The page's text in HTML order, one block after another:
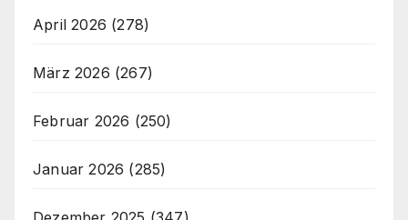
April 2026 (278)
März 2026 (267)
Februar 2026 (250)
Januar 2026 (285)